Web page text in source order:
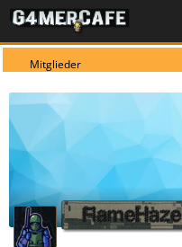
Mitglieder
FlameHaze